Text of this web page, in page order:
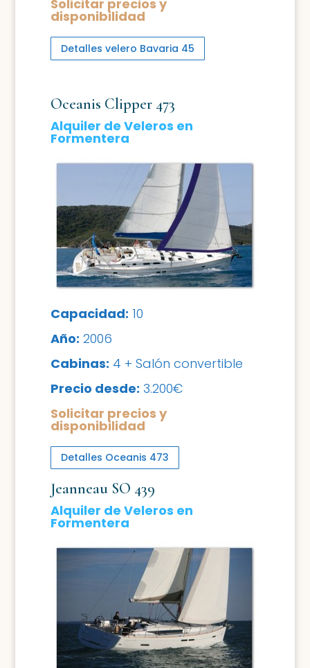
Solicitar precios y
disponibilidad
Detalles velero Bavaria 45
Oceanis Clipper 473
Alquiler de Veleros en
Formentera
Capacidad: 10
Año: 2006
Cabinas: 4 + Salón convertible
Precio desde: 3.200€
Solicitar precios y
disponibilidad
Detalles Oceanis 473
Jeanneau SO 439
Alquiler de Veleros en
Formentera